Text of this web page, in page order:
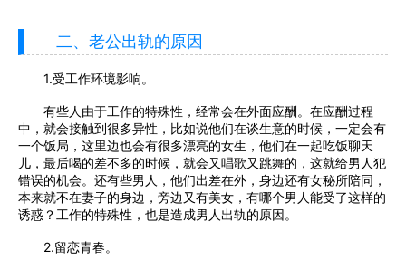
二、老公出轨的原因
1.受工作环境影响。
有些人由于工作的特殊性，经常会在外面应酬。在应酬过程
中，就会接触到很多异性，比如说他们在谈生意的时候，一定会有
一个饭局，这里边也会有很多漂亮的女生，他们在一起吃饭聊天
儿，最后喝的差不多的时候，就会又唱歌又跳舞的，这就给男人犯
错误的机会。还有些男人，他们出差在外，身边还有女秘所陪同，
本来就不在妻子的身边，旁边又有美女，有哪个男人能受了这样的
诱惑？工作的特殊性，也是造成男人出轨的原因。
2.留恋青春。